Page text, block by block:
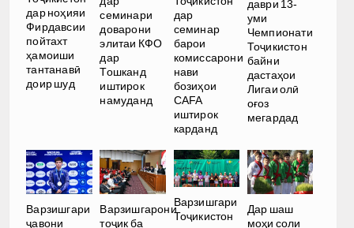
дар ноҳияи
Фирдавсии
пойтахт
ҳамоиши
тантанавӣ
доир шуд
семинари
доварони
элитаи КФО
дар
Тошканд
иштирок
намуданд
дар
семинар
барои
комиссарони
нави
бозиҳои
CAFA
иштирок
карданд
даври 13-
уми
Чемпионати
Тоҷикистон
байни
дастаҳои
Лигаи олӣ
оғоз
мегардад
Варзишгари
ҷавони
Варзишгарони
тоҷик ба
Варзишгари
Тоҷикистон
Дар шаш
моҳи соли